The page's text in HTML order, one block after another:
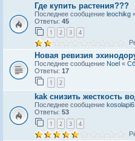
Где купить растения???
Последнее сообщение leochikg
Ответы: 45
1 2 3 4
Новая ревизия
Последнее сообщение Noel «
Ответы: 17
1 2
kak снизить жeсткость
Последнее сообщение
Ответы: 53
1 2 3 4